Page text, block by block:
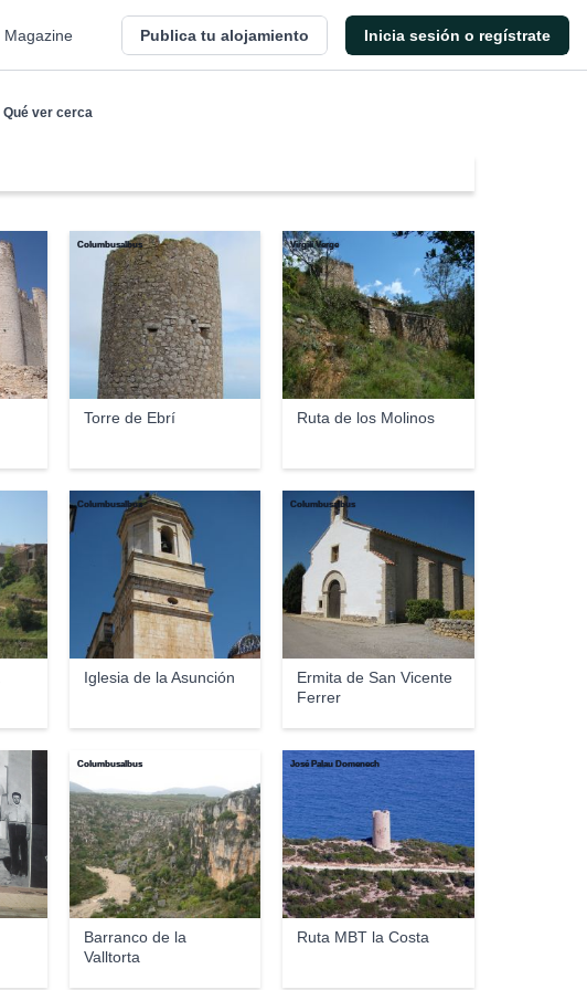
Magazine Publica tu alojamiento Inicia sesión o regístrate
Qué ver cerca
Torre de Ebrí
Columbusalbus
Ruta de los Molinos
Virgili Verge
Iglesia de la Asunción
Columbusalbus
Ermita de San Vicente
Ferrer
Columbusalbus
Barranco de la
Valltorta
Columbusalbus
Ruta MBT la Costa
José Palau Domenech